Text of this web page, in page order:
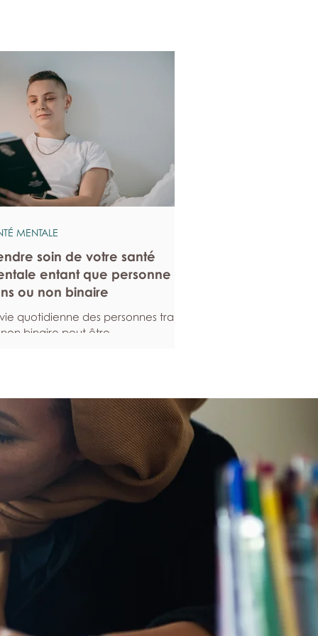
soin de votre santé
entant que personne
ou non binaire
quotidienne des personnes trans
binaire peut être
temps difficiles. Construire un
de soutien de l’affirmation du
L’accompagnement et la
contribuent grandement
être mental, en ce sens qu’elles
un soutien et un sentiment
Cela est
importan
MENTALE